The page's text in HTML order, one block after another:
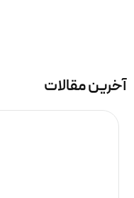
آخرین مقالات